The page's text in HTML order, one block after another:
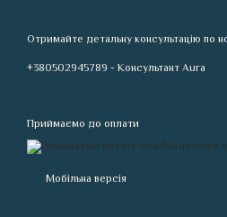
Отримайте детальну консультацію по
+380502945789 - Консультант Aura
Приймаємо до оплати
Мобільна версія